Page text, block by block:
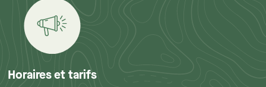
Horaires et tarifs